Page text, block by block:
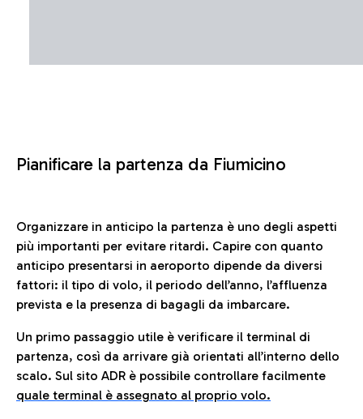
Pianificare la partenza da Fiumicino
Organizzare in anticipo la partenza è uno degli aspetti
più importanti per evitare ritardi. Capire con quanto
anticipo presentarsi in aeroporto dipende da diversi
fattori: il tipo di volo, il periodo dell’anno, l’affluenza
prevista e la presenza di bagagli da imbarcare.
Un primo passaggio utile è verificare il terminal di
partenza, così da arrivare già orientati all’interno dello
scalo. Sul sito ADR è possibile controllare facilmente
quale terminal è assegnato al proprio volo.